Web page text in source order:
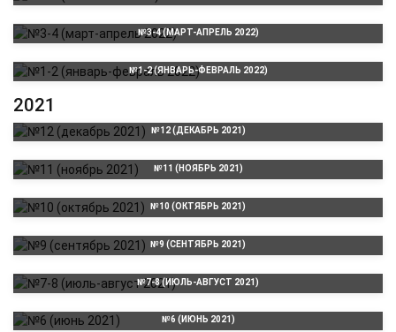
№3-4 (МАРТ-АПРЕЛЬ 2022)
№1-2 (ЯНВАРЬ-ФЕВРАЛЬ 2022)
2021
№12 (ДЕКАБРЬ 2021)
№11 (НОЯБРЬ 2021)
№10 (ОКТЯБРЬ 2021)
№9 (СЕНТЯБРЬ 2021)
№7-8 (ИЮЛЬ-АВГУСТ 2021)
№6 (ИЮНЬ 2021)